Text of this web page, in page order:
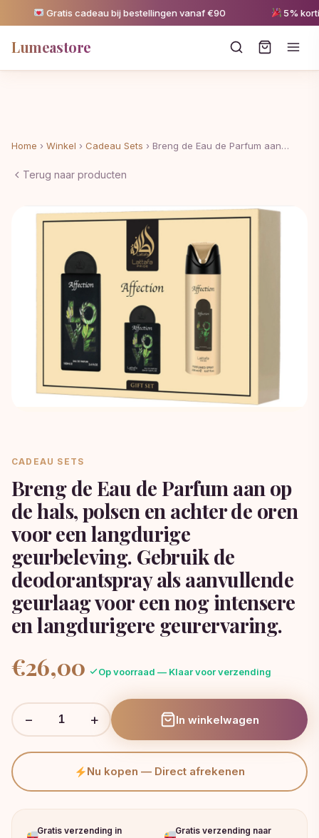
Gratis cadeau bij bestellingen vanaf €90 5% korting
Lumeastore
Home › Winkel › Cadeau Sets › Breng de Eau de Parfum aan…
Terug naar producten
CADEAU SETS
Breng de Eau de Parfum aan op
de hals, polsen en achter de oren
voor een langdurige
geurbeleving. Gebruik de
deodorantspray als aanvullende
geurlaag voor een nog intensere
en langdurigere geurervaring.
€26,00 Op voorraad — Klaar voor verzending
− + In winkelwagen
Nu kopen — Direct afrekenen
Gratis verzending in
Gratis verzending naar